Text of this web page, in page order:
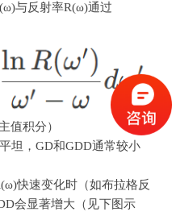
与反射率R(ω)通过
值积分）
坦，GD和GDD通常较小
ω)快速变化时（如布拉格反
会显著增大（见下图示